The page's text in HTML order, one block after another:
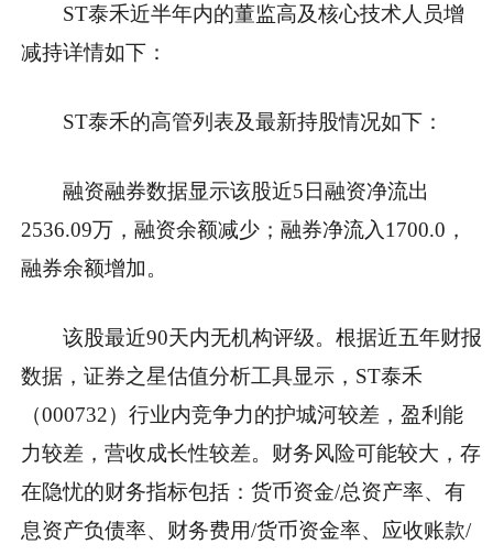
ST泰禾近半年内的董监高及核心技术人员增
减持详情如下：
ST泰禾的高管列表及最新持股情况如下：
融资融券数据显示该股近5日融资净流出
2536.09万，融资余额减少；融券净流入1700.0，
融券余额增加。
该股最近90天内无机构评级。根据近五年财报
数据，证券之星估值分析工具显示，ST泰禾
（000732）行业内竞争力的护城河较差，盈利能
力较差，营收成长性较差。财务风险可能较大，存
在隐忧的财务指标包括：货币资金/总资产率、有
息资产负债率、财务费用/货币资金率、应收账款/